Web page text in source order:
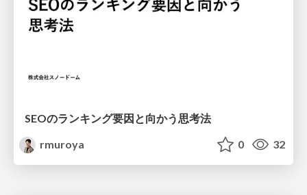
SEOのランキング要因と向かう思考法
rmuroya
0 32